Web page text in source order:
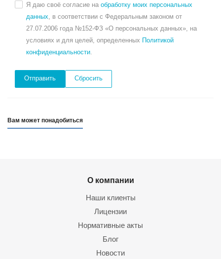
Я даю своё согласие на обработку моих персональных
данных , в соответствии с Федеральным законом от
27.07.2006 года №152-ФЗ «О персональных данных», на
условиях и для целей, определенных Политикой
конфиденциальности
Сбросить
Вам может понадобиться
О компании
Наши клиенты
Лицензии
Нормативные акты
Блог
Новости